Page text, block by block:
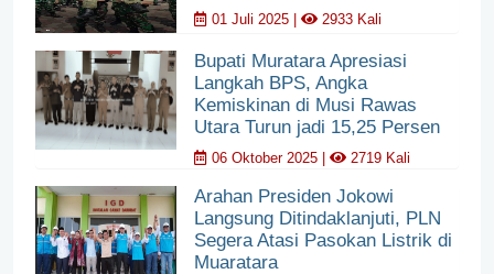
01 Juli 2025 | 2933 Kali
Bupati Muratara Apresiasi
Langkah BPS, Angka
Kemiskinan di Musi Rawas
Utara Turun jadi 15,25 Persen
06 Oktober 2025 | 2719 Kali
Arahan Presiden Jokowi
Langsung Ditindaklanjuti, PLN
Segera Atasi Pasokan Listrik di
Muaratara